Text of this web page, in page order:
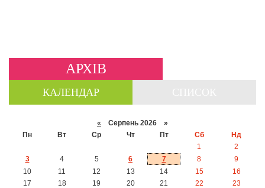
АРХІВ
КАЛЕНДАР
« Серпень 2026 »
Пн
Вт Ср Чт Пт Сб
Нд
1
2
3
4 5 6 7 8
9
10
11 12 13 14 15
16
17
18 19 20 21 22
23